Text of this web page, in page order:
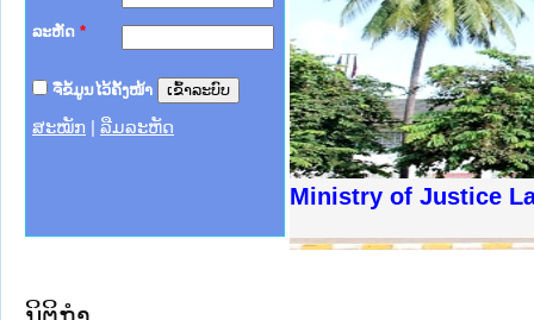
ລະຫັດ *
ຈື່ຂໍ້ມູນໄວ້ຄັ້ງໜ້າ
ສະໝັກ ລືມລະຫັດ
Ministry of Justice
າຊົນ ພາກເໜືອ
ການ
ກາງ
ໃຕ້
ຕຳຫຼວດປະຊາຊົນ
ສັນຕິບານປະຊາຊົນ
ກເໜືອ
າຊົນ ພາກກາງ